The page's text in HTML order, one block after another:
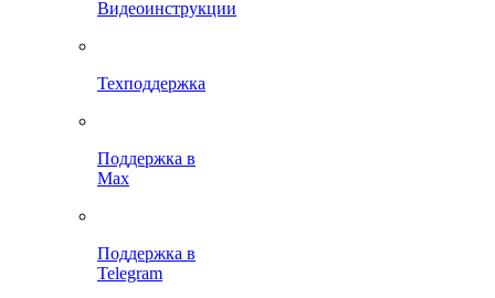
Видеоинструкции
Техподдержка
Поддержка в
Max
Поддержка в
Telegram